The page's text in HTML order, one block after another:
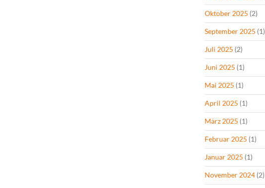
Oktober 2025 (2)
September 2025 (1)
Juli 2025 (2)
Juni 2025 (1)
Mai 2025 (1)
April 2025 (1)
März 2025 (1)
Februar 2025 (1)
Januar 2025 (1)
November 2024 (2)